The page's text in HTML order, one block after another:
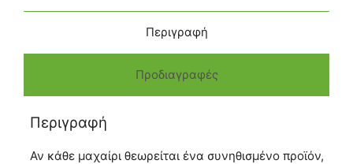
Περιγραφή
Προδιαγραφές
Περιγραφή
Αν κάθε μαχαίρι θεωρείται ένα συνηθισμένο προϊόν,